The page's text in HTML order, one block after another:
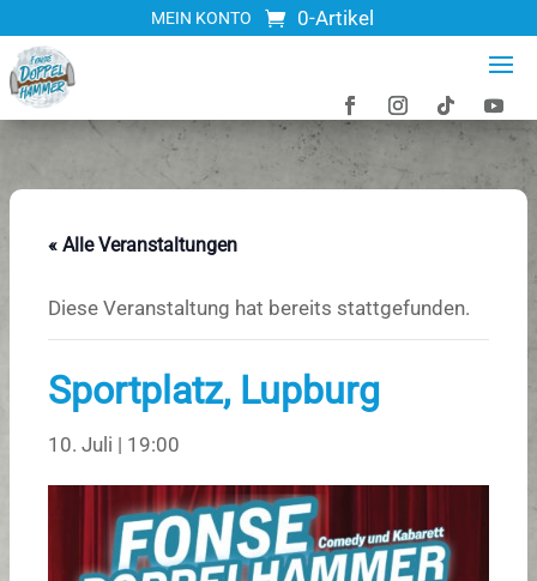
MEIN KONTO 0-Artikel
« Alle Veranstaltungen
Diese Veranstaltung hat bereits stattgefunden.
Sportplatz, Lupburg
10. Juli | 19:00